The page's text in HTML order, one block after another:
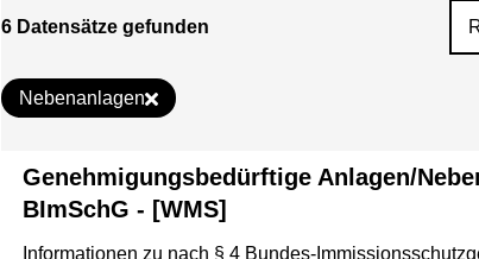
6 Datensätze gefunden
Nebenanlagen
Genehmigungsbedürftige Anlagen/
BImSchG - [WMS]
Informationen zu nach § 4 Bundes-